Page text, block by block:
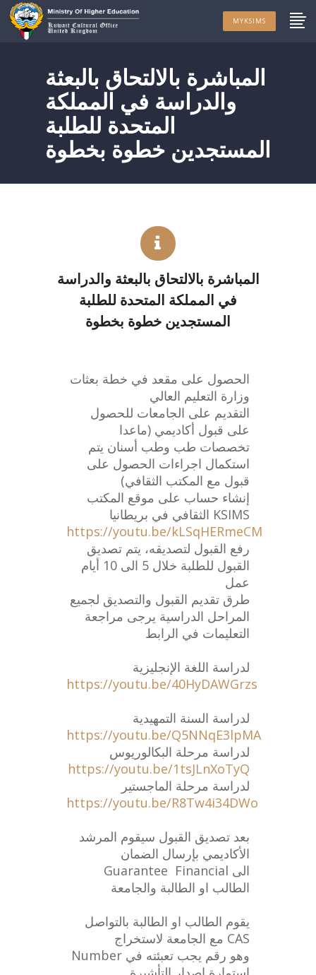
MYKSIMS
المباشرة بالالتحاق بالبعثة
والدراسة في المملكة
المتحدة للطلبة
المستجدين خطوة بخطوة
المباشرة بالالتحاق بالبعثة والدراسة
في المملكة المتحدة للطلبة
المستجدين خطوة بخطوة
وزارة التعليم العالي
على قبول أكاديمي (ماعدا
تخصصات طب وطب أسنان يتم
استكمال اجراءات الحصول على
قبول مع المكتب الثقافي)
الثقافي في بريطانيا KSIMS
https://youtu.be/kLSqHERmeCM
رفع القبول لتصديقه، يتم تصديق
القبول للطلبة خلال 5 الى 10 أيام
عمل
المراحل الدراسية يرجى مراجعة
التعليمات في الرابط
لدراسة اللغة الإنجليزية
https://youtu.be/40HyDAWGrzs
لدراسة السنة التمهيدية
https://youtu.be/Q5NNqE3lpMA
لدراسة مرحلة البكالوريوس
https://youtu.be/1tsJLnXoTyQ
لدراسة مرحلة الماجستير
https://youtu.be/R8Tw4i34DWo
الأكاديمي بإرسال الضمان
Guarantee Financial الى
الطالب او الطالبة والجامعة
مع الجامعة لاستخراج CAS
Number وهو رقم يجب تعبئته في